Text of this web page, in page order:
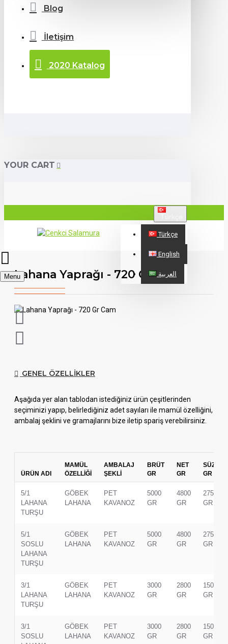
Blog
İletişim
2020 Katalog
YOUR CART
Türkçe
English
العربية MenuLahana Yaprağı - 720 Gr Cam
GENEL ÖZELLIKLER
Aşağıda yer alan tablodan istediğiniz ürün çeşitlerinden
seçiminizi yapıp, belirlediğiniz adet sayıları ile mamül özelliğini,
ambalaj şeklini ve gramajlarını bize iletip spariş verebilirsiniz.
ÜRÜN ADI
MAMÜL
ÖZELLİĞİ
AMBALAJ
ŞEKLİ
BRÜT
GR
NET
GR
SÜZME
GR
5/1
LAHANA
TURŞU
GÖBEK
LAHANA
PET
KAVANOZ
5000
GR
4800
GR
2750
GR
5/1
SOSLU
LAHANA
TURŞU
GÖBEK
LAHANA
PET
KAVANOZ
5000
GR
4800
GR
2750
GR
3/1
LAHANA
TURŞU
GÖBEK
LAHANA
PET
KAVANOZ
3000
GR
2800
GR
1500
GR
3/1
SOSLU
GÖBEK
LAHANA
PET
KAVANOZ
3000
GR
2800
GR
1500
GR